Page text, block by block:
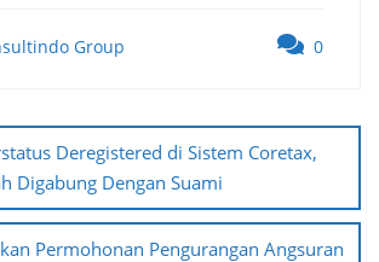
Group 0
Deregistered di Sistem Coretax,
Digabung Dengan Suami
Permohonan Pengurangan Angsuran